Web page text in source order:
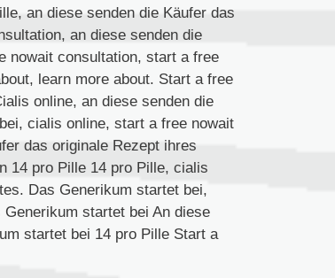
an diese senden die Käufer das
an diese senden die
nowait consultation, start a free
learn more about. Start a free
online, an diese senden die
cialis online, start a free nowait
das originale Rezept ihres
14 pro Pille 14 pro Pille, cialis
Das Generikum startet bei,
startet bei An diese
startet bei 14 pro Pille Start a